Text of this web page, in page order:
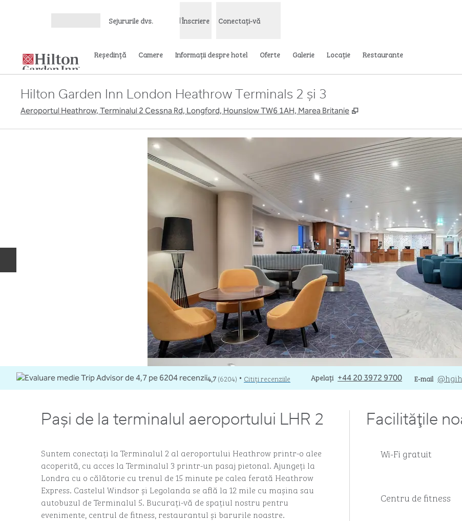
Sejururile dvs. Înscriere Conectați-vă
Reşedinţă Camere Informații despre hotel Oferte Galerie Locaţie Restaurante
Hilton Garden Inn London Heathrow Terminals 2 și 3
Aeroportul Heathrow, Terminalul 2 Cessna Rd, Longford, Hounslow TW6 1AH, Marea Britanie ,
4,7(6204) • Citiți recenziile Apelați
Apelare +44 20 3972 9700 E-mail
E-
Pași de la terminalul aeroportului LHR 2
Suntem conectați la Terminalul 2 al aeroportului Heathrow printr-o alee
acoperită, cu acces la Terminalul 3 printr-un pasaj pietonal. Ajungeți la
Londra cu o călătorie cu trenul de 15 minute pe calea ferată Heathrow
Express. Castelul Windsor și Legolanda se află la 12 mile cu mașina sau
autobuzul de Terminalul 5. Bucurați-vă de spațiul nostru pentru
evenimente, centrul de fitness, restaurantul și barurile noastre.
Facilităţile
Wi-Fi gratuit
Centru de fitness